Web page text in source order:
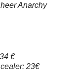
Anarchy
€
23€